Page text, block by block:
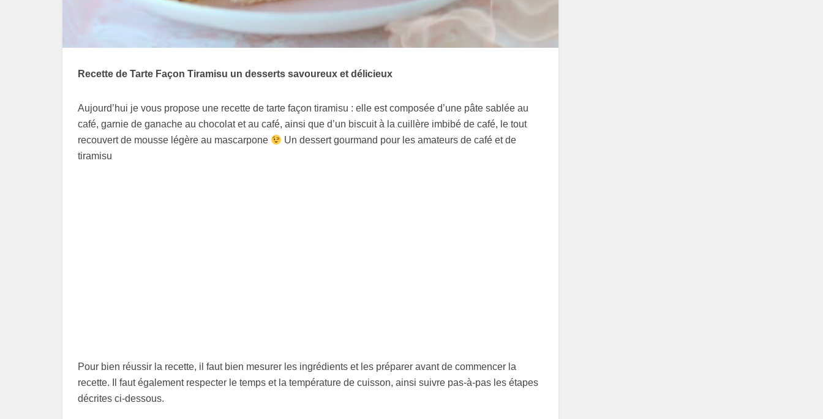
Recette de Tarte Façon Tiramisu un desserts savoureux et délicieux
Aujourd’hui je vous propose une recette de tarte façon tiramisu : elle est composée d’une pâte sablée au
café, garnie de ganache au chocolat et au café, ainsi que d’un biscuit à la cuillère imbibé de café, le tout
recouvert de mousse légère au mascarpone
Un dessert gourmand pour les amateurs de café et de
tiramisu
Pour bien réussir la recette, il faut bien mesurer les ingrédients et les préparer avant de commencer la
recette. Il faut également respecter le temps et la température de cuisson, ainsi suivre pas-à-pas les étapes
décrites ci-dessous.